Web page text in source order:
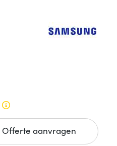
Offerte aanvragen